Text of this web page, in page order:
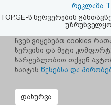
პასუხისმგებლობის
უარყოფა
რეკლამა
TOP.GE-ს სერვერების
ჩვენ ვიყენებთ cookies
სერვისი და მეტი
სარგებლობით თქვენ
საიტის წესებსა და
დახურვა